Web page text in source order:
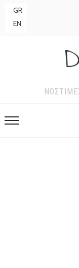
GR
EN